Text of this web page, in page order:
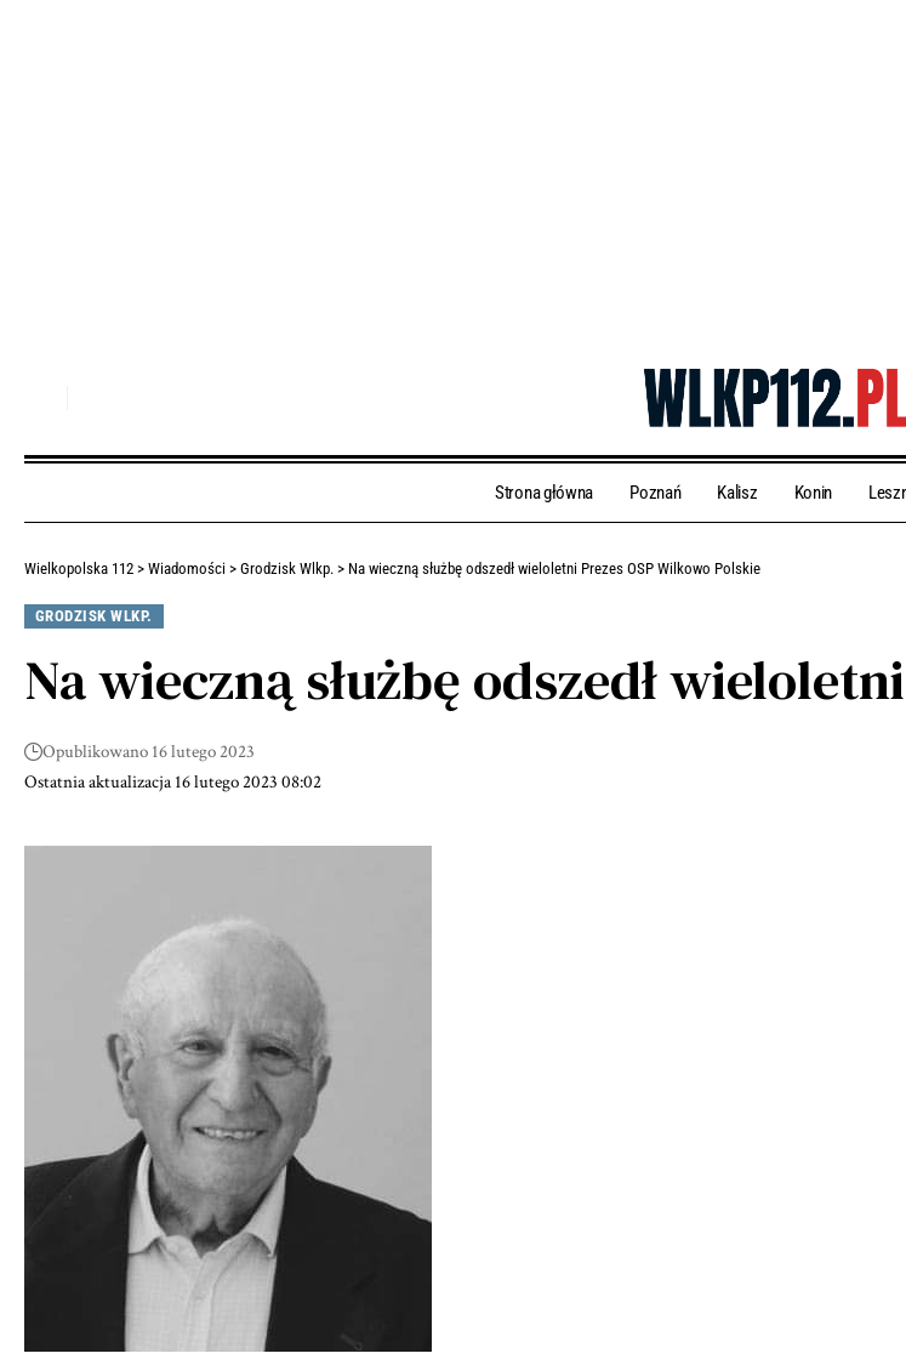
Strona główna Poznań Kalisz Konin
Wielkopolska 112 > Wiadomości > Grodzisk Wlkp. > Na wieczną służbę odszedł wieloletni Prezes OSP Wilkowo Polskie
GRODZISK WLKP.
Na wieczną służbę odszedł
Ostatnia aktualizacja 16 lutego 2023 08:02
Opublikowano 16 lutego 2023